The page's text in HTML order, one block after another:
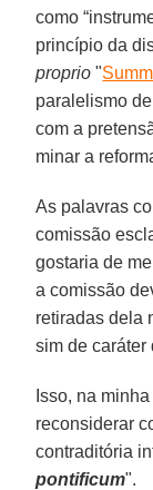
como
princípio da
proprio "
paralelismo
com a
minar a
As palavras
comissão
gostaria de
a comissão
retiradas dela
sim de caráter
Isso, na
reconsiderar
contraditória
pontificum".